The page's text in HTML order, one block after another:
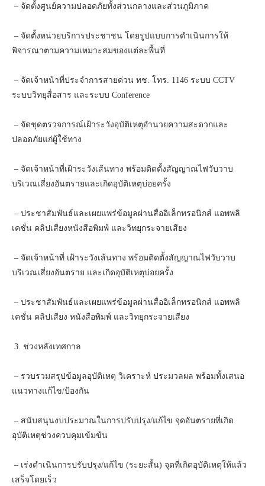
– จัดตั้งศูนย์ความปลอดภัยทั้งส่วนกลางและส่วนภูมิภาค
– จัดตั้งหน่วยบริการประชาชน โดยรูปแบบการดำเนินการให้
พิจารณาตามความเหมาะสมของแต่ละพื้นที่
– จัดเจ้าหน้าที่ประจำการสายด่วน ทช. โทร. 1146 ระบบ CCTV
ระบบวิทยุสื่อสาร และระบบ Conference
– จัดชุดตรวจการณ์เฝ้าระวังอุบัติเหตุอำนวยความสะดวกและ
ปลอดภัยแก่ผู้ใช้ทาง
– จัดเจ้าหน้าที่เฝ้าระวังเส้นทาง พร้อมติดตั้งสัญญาณไฟวับวาบ
บริเวณเสี่ยงอันตรายและเกิดอุบัติเหตุบ่อยครั้ง
– ประชาสัมพันธ์และเผยแพร่ข้อมูลผ่านสื่ออิเล็กทรอนิกส์ แอพพลิ
เคชั่น คลิปเสียงหนังสือพิมพ์ และวิทยุกระจายเสียง
– จัดเจ้าหน้าที่ เฝ้าระวังเส้นทาง พร้อมติดตั้งสัญญาณไฟวับวาบ
บริเวณเสี่ยงอันตราย และเกิดอุบัติเหตุบ่อยครั้ง
– ประชาสัมพันธ์และเผยแพร่ข้อมูลผ่านสื่ออิเล็กทรอนิกส์ แอพพลิ
เคชั่น คลิปเสียง หนังสือพิมพ์ และวิทยุกระจายเสียง
3. ช่วงหลังเทศกาล
– รวบรวมสรุปข้อมูลอุบัติเหตุ วิเคราะห์ ประมวลผล พร้อมทั้งเสนอ
แนวทางแก้ไข/ป้องกัน
– สนับสนุนงบประมาณในการปรับปรุง/แก้ไข จุดอันตรายที่เกิด
อุบัติเหตุช่วงควบคุมเข้มข้น
– เร่งดำเนินการปรับปรุง/แก้ไข (ระยะสั้น) จุดที่เกิดอุบัติเหตุให้แล้ว
เสร็จโดยเร็ว